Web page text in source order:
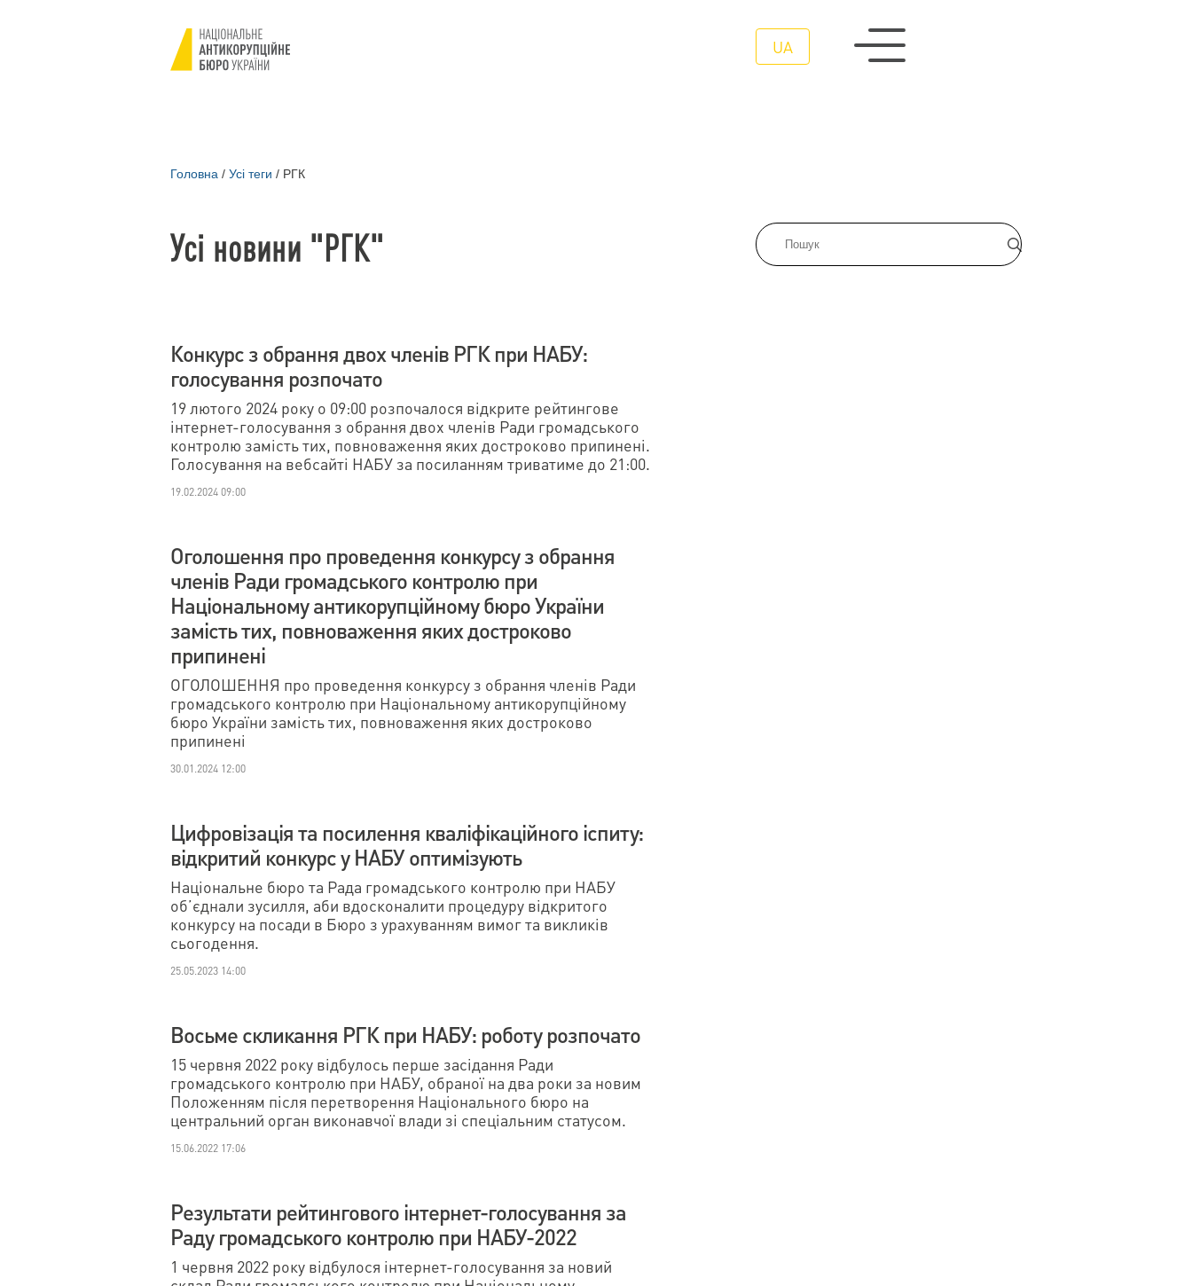
UA
Головна / Усі теги / РГК
Усі новини "РГК"
Конкурс з обрання двох членів РГК при НАБУ:
голосування розпочато
19 лютого 2024 року о 09:00 розпочалося відкрите рейтингове
інтернет-голосування з обрання двох членів Ради громадського
контролю замість тих, повноваження яких достроково припинені.
Голосування на вебсайті НАБУ за посиланням триватиме до 21:00.
19.02.2024 09:00
Оголошення про проведення конкурсу з обрання
членів Ради громадського контролю при
Національному антикорупційному бюро України
замість тих, повноваження яких достроково
припинені
ОГОЛОШЕННЯ про проведення конкурсу з обрання членів Ради
громадського контролю при Національному антикорупційному
бюро України замість тих, повноваження яких достроково
припинені
30.01.2024 12:00
Цифровізація та посилення кваліфікаційного іспиту:
відкритий конкурс у НАБУ оптимізують
Національне бюро та Рада громадського контролю при НАБУ
об’єднали зусилля, аби вдосконалити процедуру відкритого
конкурсу на посади в Бюро з урахуванням вимог та викликів
сьогодення.
25.05.2023 14:00
Восьме скликання РГК при НАБУ: роботу розпочато
15 червня 2022 року відбулось перше засідання Ради
громадського контролю при НАБУ, обраної на два роки за новим
Положенням після перетворення Національного бюро на
центральний орган виконавчої влади зі спеціальним статусом.
15.06.2022 17:06
Результати рейтингового інтернет-голосування за
Раду громадського контролю при НАБУ-2022
1 червня 2022 року відбулося інтернет-голосування за новий